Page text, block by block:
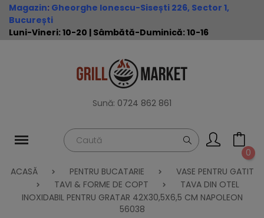
Magazin: Gheorghe Ionescu-Sisești 226, Sector 1,
București
Luni-Vineri: 10-20 | Sâmbătă-Duminică: 10-16
Sună: 0724 862 861
0
ACASĂ
PENTRU BUCATARIE
VASE PENTRU GATIT
TAVI & FORME DE COPT
TAVA DIN OTEL
INOXIDABIL PENTRU GRATAR 42X30,5X6,5 CM NAPOLEON
56038